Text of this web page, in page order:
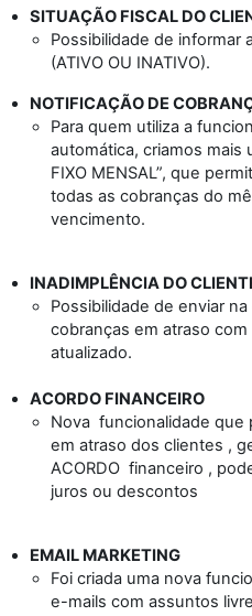
SITUAÇÃO FISCAL DO
Possibilidade de informar
(ATIVO OU INATIVO).
NOTIFICAÇÃO DE
Para quem utiliza a
automática, criamos mais
FIXO MENSAL”, que
todas as cobranças do
vencimento.
INADIMPLÊNCIA DO
Possibilidade de enviar
cobranças em atraso
atualizado.
ACORDO FINANCEIRO
Nova funcionalidade que
em atraso dos clientes ,
ACORDO financeiro ,
juros ou descontos
EMAIL MARKETING
Foi criada uma nova
e-mails com assuntos